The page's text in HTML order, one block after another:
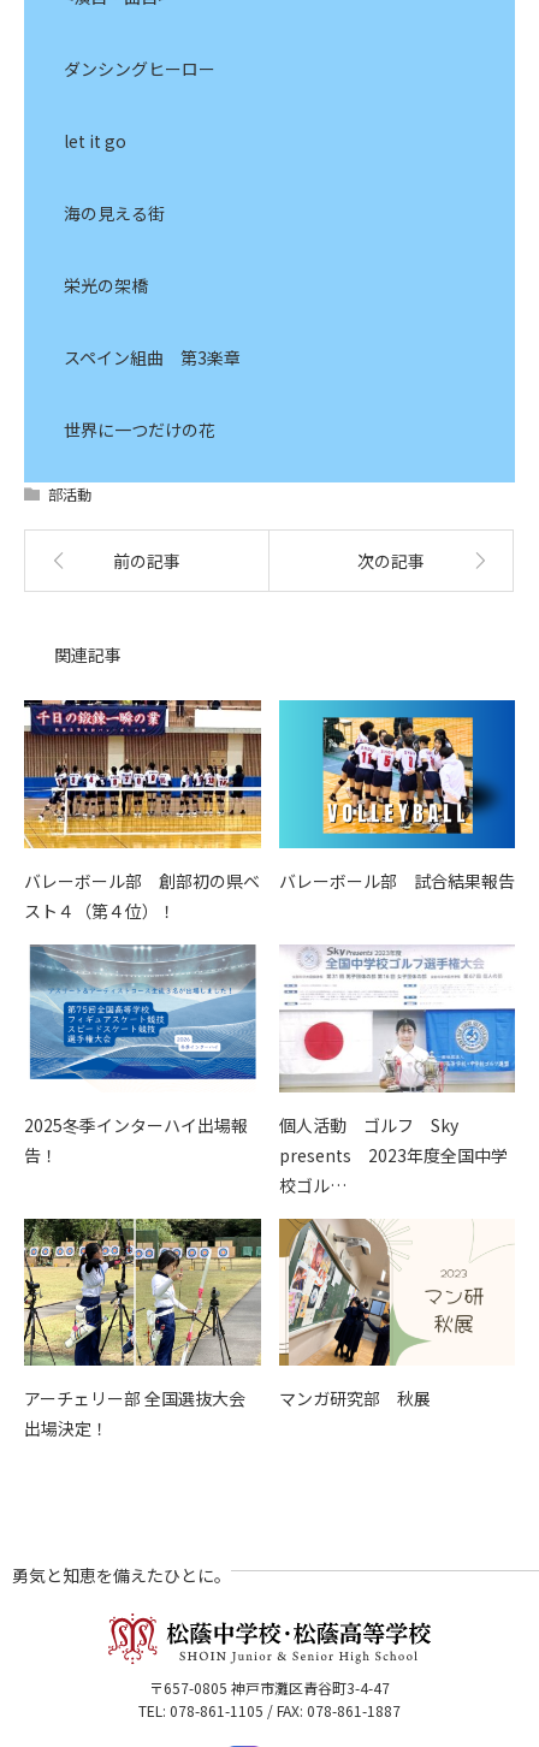
ダンシングヒーロー
let it go
海の見える街
栄光の架橋
スペイン組曲 第3楽章
世界に一つだけの花
部活動
前の記事 次の記事
関連記事
バレーボール部 創部初の県ベ
スト４（第４位）！
バレーボール部 試合結果報告
2025冬季インターハイ出場報
告！
個人活動 ゴルフ Sky
presents 2023年度全国中学
校ゴル…
アーチェリー部 全国選抜大会
出場決定！
マンガ研究部 秋展
勇気と知恵を備えたひとに。
〒657-0805 神戸市灘区青谷町3-4-47
TEL: 078-861-1105 / FAX: 078-861-1887